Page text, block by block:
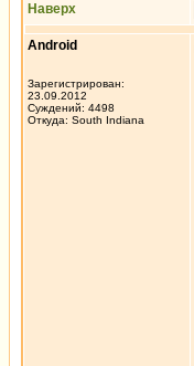
Наверх
Android
Зарегистрирован:
23.09.2012
Суждений: 4498
Откуда: South Indiana